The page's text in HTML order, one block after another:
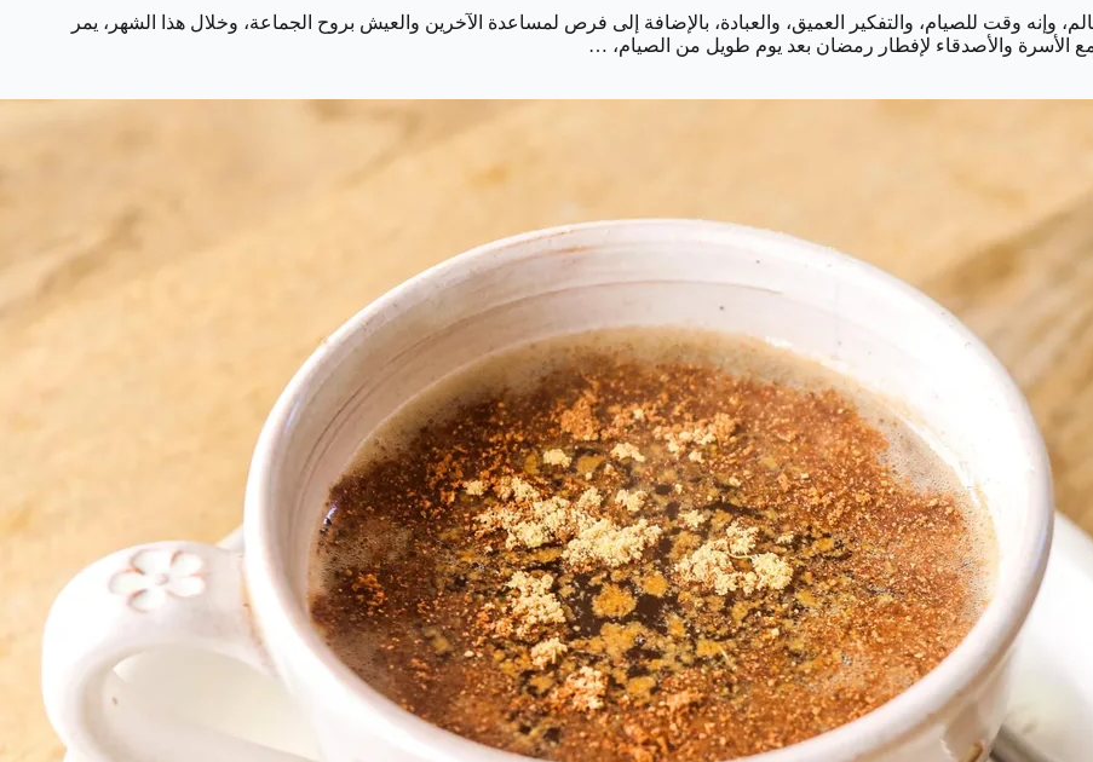
وقت للصيام، والتفكير العميق، والعبادة، بالإضافة إلى فرص لمساعدة الآخرين والعيش بروح الجماعة، وخلال هذا الشهر، يمر
الأسرة والأصدقاء لإفطار رمضان بعد يوم طويل من الصيام، …